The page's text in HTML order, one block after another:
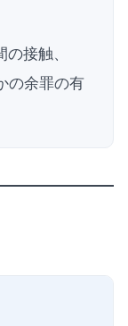
接触、
の余罪の有